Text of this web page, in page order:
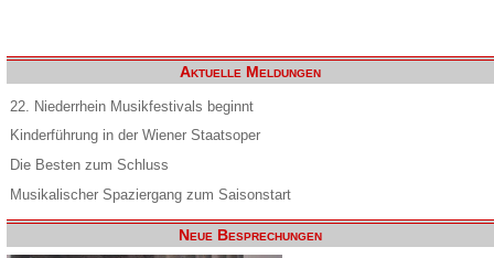
Aktuelle Meldungen
22. Niederrhein Musikfestivals beginnt
Kinderführung in der Wiener Staatsoper
Die Besten zum Schluss
Musikalischer Spaziergang zum Saisonstart
Neue Besprechungen